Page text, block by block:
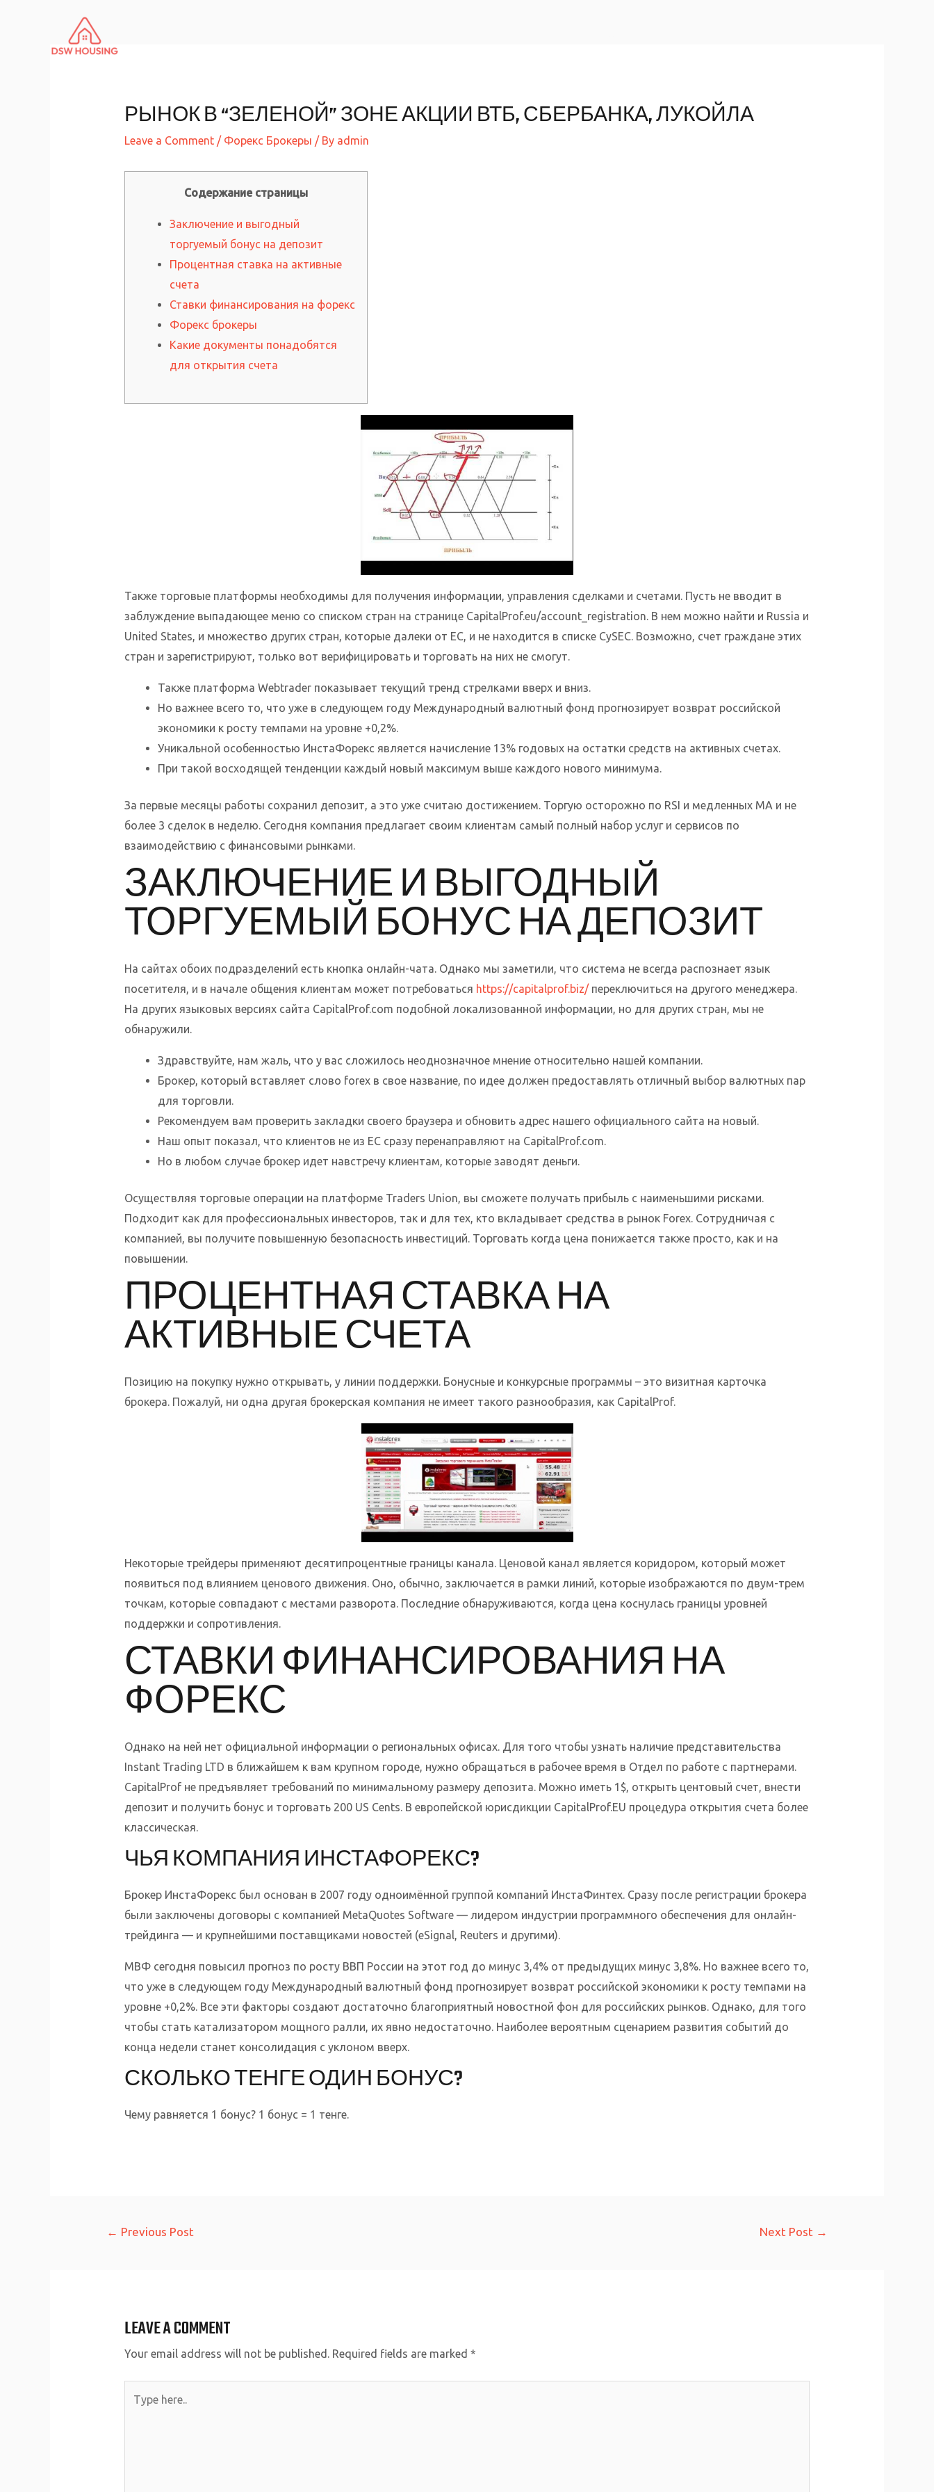
РЫНОК В “ЗЕЛЕНОЙ” ЗОНЕ АКЦИИ ВТБ, СБЕРБАНКА, ЛУКОЙЛА
Leave a Comment / Форекс Брокеры / By admin
Содержание страницы
Заключение и выгодный
торгуемый бонус на депозит
Процентная ставка на активные
счета
Ставки финансирования на форекс
Форекс брокеры
Какие документы понадобятся
для открытия счета
Также торговые платформы необходимы для получения информации, управления сделками и счетами. Пусть не вводит в
заблуждение выпадающее меню со списком стран на странице CapitalProf.eu/account_registration. В нем можно найти и Russia и
United States, и множество других стран, которые далеки от ЕС, и не находится в списке CySEC. Возможно, счет граждане этих
стран и зарегистрируют, только вот верифицировать и торговать на них не смогут.
Также платформа Webtrader показывает текущий тренд стрелками вверх и вниз.
Но важнее всего то, что уже в следующем году Международный валютный фонд прогнозирует возврат российской
экономики к росту темпами на уровне +0,2%.
Уникальной особенностью ИнстаФорекс является начисление 13% годовых на остатки средств на активных счетах.
При такой восходящей тенденции каждый новый максимум выше каждого нового минимума.
За первые месяцы работы сохранил депозит, а это уже считаю достижением. Торгую осторожно по RSI и медленных MA и не
более 3 сделок в неделю. Сегодня компания предлагает своим клиентам самый полный набор услуг и сервисов по
взаимодействию с финансовыми рынками.
ЗАКЛЮЧЕНИЕ И ВЫГОДНЫЙ
ТОРГУЕМЫЙ БОНУС НА ДЕПОЗИТ
На сайтах обоих подразделений есть кнопка онлайн-чата. Однако мы заметили, что система не всегда распознает язык
посетителя, и в начале общения клиентам может потребоваться https://capitalprof.biz/переключиться на другого менеджера.
На других языковых версиях сайта CapitalProf.com подобной локализованной информации, но для других стран, мы не
обнаружили.
Здравствуйте, нам жаль, что у вас сложилось неоднозначное мнение относительно нашей компании.
Брокер, который вставляет слово forex в свое название, по идее должен предоставлять отличный выбор валютных пар
для торговли.
Рекомендуем вам проверить закладки своего браузера и обновить адрес нашего официального сайта на новый.
Наш опыт показал, что клиентов не из ЕС сразу перенаправляют на CapitalProf.com.
Но в любом случае брокер идет навстречу клиентам, которые заводят деньги.
Осуществляя торговые операции на платформе Traders Union, вы сможете получать прибыль с наименьшими рисками.
Подходит как для профессиональных инвесторов, так и для тех, кто вкладывает средства в рынок Forex. Сотрудничая с
компанией, вы получите повышенную безопасность инвестиций. Торговать когда цена понижается также просто, как и на
повышении.
ПРОЦЕНТНАЯ СТАВКА НА
АКТИВНЫЕ СЧЕТА
Позицию на покупку нужно открывать, у линии поддержки. Бонусные и конкурсные программы – это визитная карточка
брокера. Пожалуй, ни одна другая брокерская компания не имеет такого разнообразия, как CapitalProf.
Некоторые трейдеры применяют десятипроцентные границы канала. Ценовой канал является коридором, который может
появиться под влиянием ценового движения. Оно, обычно, заключается в рамки линий, которые изображаются по двум-трем
точкам, которые совпадают с местами разворота. Последние обнаруживаются, когда цена коснулась границы уровней
поддержки и сопротивления.
СТАВКИ ФИНАНСИРОВАНИЯ НА
ФОРЕКС
Однако на ней нет официальной информации о региональных офисах. Для того чтобы узнать наличие представительства
Instant Trading LTD в ближайшем к вам крупном городе, нужно обращаться в рабочее время в Отдел по работе с партнерами.
CapitalProf не предъявляет требований по минимальному размеру депозита. Можно иметь 1$, открыть центовый счет, внести
депозит и получить бонус и торговать 200 US Cents. В европейской юрисдикции CapitalProf.EU процедура открытия счета более
классическая.
ЧЬЯ КОМПАНИЯ ИНСТАФОРЕКС?
Брокер ИнстаФорекс был основан в 2007 году одноимённой группой компаний ИнстаФинтех. Сразу после регистрации брокера
были заключены договоры с компанией MetaQuotes Software — лидером индустрии программного обеспечения для онлайн-
трейдинга — и крупнейшими поставщиками новостей (eSignal, Reuters и другими).
МВФ сегодня повысил прогноз по росту ВВП России на этот год до минус 3,4% от предыдущих минус 3,8%. Но важнее всего то,
что уже в следующем году Международный валютный фонд прогнозирует возврат российской экономики к росту темпами на
уровне +0,2%. Все эти факторы создают достаточно благоприятный новостной фон для российских рынков. Однако, для того
чтобы стать катализатором мощного ралли, их явно недостаточно. Наиболее вероятным сценарием развития событий до
конца недели станет консолидация с уклоном вверх.
СКОЛЬКО ТЕНГЕ ОДИН БОНУС?
Чему равняется 1 бонус? 1 бонус = 1 тенге.
← Previous Post Next Post →
LEAVE A COMMENT
Your email address will not be published. Required fields are marked *